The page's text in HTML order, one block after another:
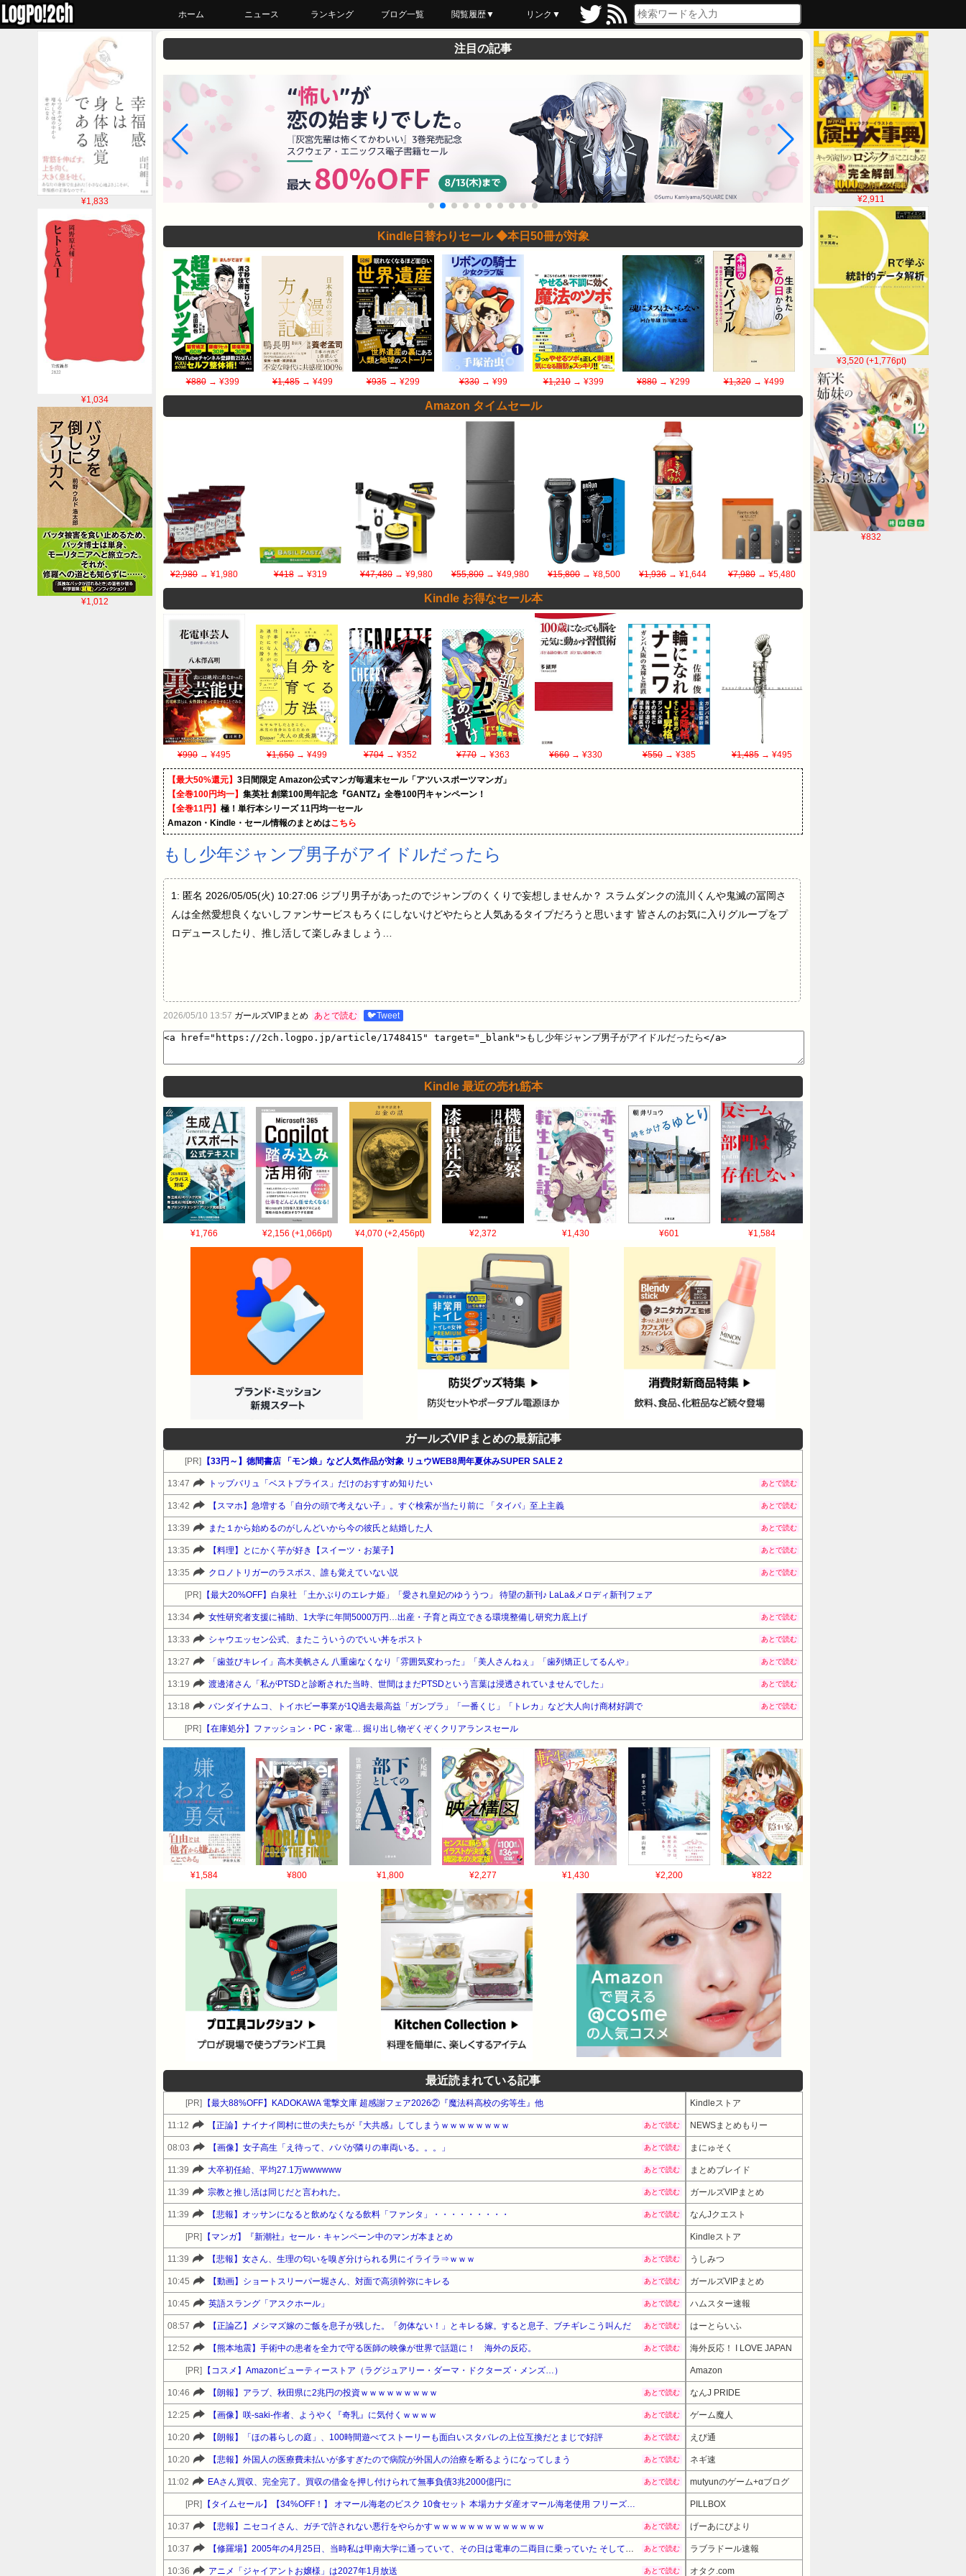
ホーム ニュース ランキング ブログ一覧 閲覧履歴▼
最近読んだ
あとで読む
ブックマーク
リンク▼
¥2,911
¥3,520 (+1,776pt)
¥832
¥1,833
¥1,034
¥1,012
注目の記事
Kindle日替わりセール ◆本日50冊が対象
¥880→ ¥399 ¥1,485 → ¥499 ¥935→ ¥299 ¥330→ ¥99 ¥1,210→ ¥399 ¥880 → ¥299 ¥1,320→ ¥499
Amazon タイムセール
¥2,980 → ¥1,980 ¥418→ ¥319 ¥47,480→ ¥9,980 ¥55,800→ ¥49,980 ¥15,800→ ¥8,500 ¥1,936→ ¥1,644 ¥7,980→ ¥5,480
Kindle お得なセール本
¥990 → ¥495 ¥1,650→ ¥499 ¥704→ ¥352 ¥770→ ¥363 ¥660→ ¥330 ¥550→ ¥385 ¥1,485→ ¥495
【最大50%還元】 3日間限定 Amazon公式マンガ毎週末セール「アツいスポーツマンガ」
【全巻100円均一】 集英社 創業100周年記念『GANTZ』全巻100円キャンペーン！
【全巻11円】 極！単行本シリーズ 11円均一セール
Amazon・Kindle・セール情報のまとめはこちら
もし少年ジャンプ男子がアイドルだったら
1: 匿名 2026/05/05(火) 10:27:06 ジブリ男子があったのでジャンプのくくりで妄想しませんか？ スラムダンクの流川くんや鬼滅の冨岡さ
んは全然愛想良くないしファンサービスもろくにしないけどやたらと人気あるタイプだろうと思います 皆さんのお気に入りグループをプ
ロデュースしたり、推し活して楽しみましょう…
2026/05/10 13:57 ガールズVIPまとめ あとで読む 🐦Tweet
Kindle 最近の売れ筋本
¥1,766 ¥2,156 (+1,066pt) ¥4,070 (+2,456pt) ¥2,372 ¥1,430 ¥601 ¥1,584
ガールズVIPまとめの最新記事
[PR] 【33円～】徳間書店 「モン娘」など人気作品が対象 リュウWEB8周年夏休みSUPER SALE 2
13:47 トップバリュ「ベストプライス」だけのおすすめ知りたい あとで読む
13:42 【スマホ】急増する「自分の頭で考えない子」。すぐ検索が当たり前に 「タイパ」至上主義 あとで読む
13:39 また１から始めるのがしんどいから今の彼氏と結婚した人 あとで読む
13:35 【料理】とにかく芋が好き【スイーツ・お菓子】 あとで読む
13:35 クロノトリガーのラスボス、誰も覚えていない説 あとで読む
[PR] 【最大20%OFF】白泉社 「土かぶりのエレナ姫」「愛され皇妃のゆううつ」 待望の新刊♪ LaLa&メロディ新刊フェア
13:34 女性研究者支援に補助、1大学に年間5000万円…出産・子育と両立できる環境整備し研究力底上げ あとで読む
13:33 シャウエッセン公式、またこういうのでいい丼をポスト あとで読む
13:27 「歯並びキレイ」高木美帆さん 八重歯なくなり「雰囲気変わった」「美人さんねぇ」「歯列矯正してるんや」 あとで読む
13:19 渡邊渚さん「私がPTSDと診断された当時、世間はまだPTSDという言葉は浸透されていませんでした」 あとで読む
13:18 バンダイナムコ、トイホビー事業が1Q過去最高益「ガンプラ」「一番くじ」「トレカ」など大人向け商材好調で あとで読む
[PR] 【在庫処分】ファッション・PC・家電… 掘り出し物ぞくぞくクリアランスセール
¥1,584 ¥800 ¥1,800 ¥2,277 ¥1,430 ¥2,200 ¥822
最近読まれている記事
[PR] 【最大88%OFF】KADOKAWA 電撃文庫 超感謝フェア2026②『魔法科高校の劣等生』他 Kindleストア
11:12 【正論】ナイナイ岡村に世の夫たちが『大共感』してしまうｗｗｗｗｗｗｗｗ あとで読む NEWSまとめもりー
08:03 【画像】女子高生「え待って、パパが隣りの車両いる。。。」 あとで読む まにゅそく
11:39 大卒初任給、平均27.1万wwwwww あとで読む まとめブレイド
11:39 宗教と推し活は同じだと言われた。 あとで読む ガールズVIPまとめ
11:39 【悲報】オッサンになると飲めなくなる飲料「ファンタ」・・・・・・・・・ あとで読む なんJクエスト
[PR] 【マンガ】『新潮社』セール・キャンペーン中のマンガ本まとめ Kindleストア
11:39 【悲報】女さん、生理の匂いを嗅ぎ分けられる男にイライラ⇒ｗｗｗ あとで読む うしみつ
10:45 【動画】ショートスリーパー堀さん、対面で高須幹弥にキレる あとで読む ガールズVIPまとめ
10:45 英語スラング「アスクホール」 あとで読む ハムスター速報
08:57 【正論乙】メシマズ嫁のご飯を息子が残した。「勿体ない！」とキレる嫁。すると息子、ブチギレこう叫んだ あとで読む はーとらいふ
12:52 【熊本地震】手術中の患者を全力で守る医師の映像が世界で話題に！ 海外の反応。 あとで読む 海外反応！ I LOVE JAPAN
[PR] 【コスメ】Amazonビューティーストア（ラグジュアリー・ダーマ・ドクターズ・メンズ…） Amazon
10:46 【朗報】アラブ、秋田県に2兆円の投資ｗｗｗｗｗｗｗｗｗ あとで読む なんJ PRIDE
12:25 【画像】咲-saki-作者、ようやく『奇乳』に気付くｗｗｗｗ あとで読む ゲーム魔人
10:20 【朗報】「ほの暮らしの庭」、100時間遊べてストーリーも面白いスタバレの上位互換だとまじで好評 あとで読む えび通
10:20 【悲報】外国人の医療費未払いが多すぎたので病院が外国人の治療を断るようになってしまう あとで読む ネギ速
11:02 EAさん買収、完全完了。買収の借金を押し付けられて無事負債3兆2000億円に あとで読む mutyunのゲーム+αブログ
[PR] 【タイムセール】【34%OFF！】 オマール海老のビスク 10食セット 本場カナダ産オマール海老使用 フリーズドライスープ ビスク ピルボックス PILLBOX PILLBOX
10:37 【悲報】ニセコイさん、ガチで許されない悪行をやらかすｗｗｗｗｗｗｗｗｗｗｗｗｗ あとで読む げーあにびより
10:37 【修羅場】2005年の4月25日、当時私は甲南大学に通っていて、その日は電車の二両目に乗っていた そしてあの脱線事故に巻き込まれて膝から下を切断することになり… あとで読む ラブラドール速報
10:36 アニメ「ジャイアントお嬢様」は2027年1月放送 あとで読む オタク.com